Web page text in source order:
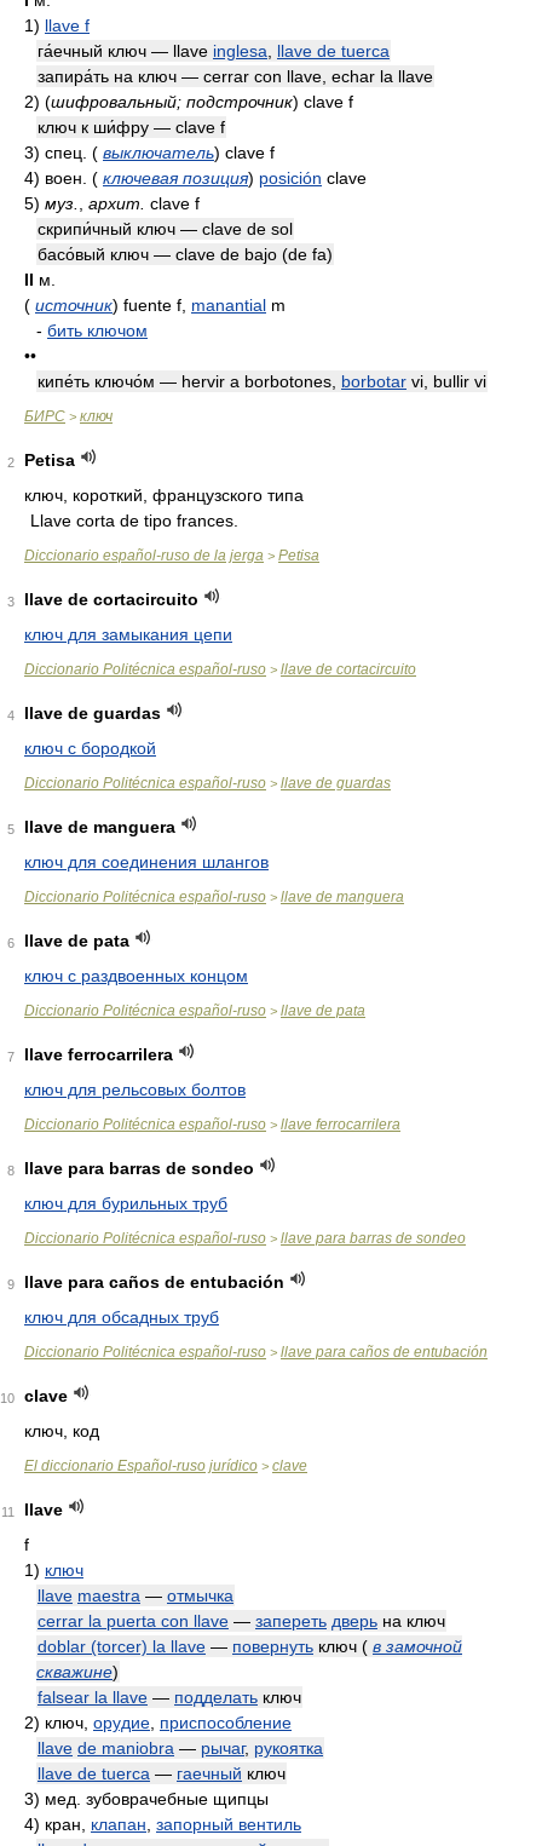
1) llave f
га́ечный ключ — llave inglesa
llave de tuerca
запира́ть на ключ — cerrar con llave, echar la llave
2) (шифровальный; подстрочник) clave f
ключ к ши́фру — clave f
3) спец. ( выключатель) clave f
4) воен. ( ключевая позиция) posición clave
5) муз. архит. clave f
скрипи́чный ключ — clave de sol
басо́вый ключ — clave de bajo (de fa)
II м.
( источник) fuente f, manantial m
- бить ключом
••
кипе́ть ключо́м — hervir a borbotones, borbotar vi, bullir vi
БИРС > ключ
2
Petisa
ключ, короткий, французского типа
Llave corta de tipo frances.
Diccionario español-ruso de la jerga > Petisa
3
llave de cortacircuito
ключ для замыкания цепи
Diccionario Politécnica español-ruso > llave de cortacircuito
4
llave de guardas
ключ с бородкой
Diccionario Politécnica español-ruso > llave de guardas
5
llave de manguera
ключ для соединения шлангов
Diccionario Politécnica español-ruso > llave de manguera
6
llave de pata
ключ с раздвоенных концом
Diccionario Politécnica español-ruso > llave de pata
7
llave ferrocarrilera
ключ для рельсовых болтов
Diccionario Politécnica español-ruso > llave ferrocarrilera
8
llave para barras de sondeo
ключ для бурильных труб
Diccionario Politécnica español-ruso > llave para barras de sondeo
9
llave para caños de entubación
ключ для обсадных труб
Diccionario Politécnica español-ruso > llave para caños de entubación
10
clave
ключ, код
El diccionario Español-ruso jurídico > clave
11
llave
f
1) ключ
llave maestra — отмычка
cerrar la puerta con llave — запереть дверь на ключ
doblar (torcer) la llave — повернуть ключ ( в замочной
скважине)
falsear la llave — подделать ключ
2) ключ, орудие приспособление
llave de maniobra — рычаг, рукоятка
llave de tuerca — гаечный ключ
3) мед. зубоврачебные щипцы
4) кран, клапан запорный вентиль